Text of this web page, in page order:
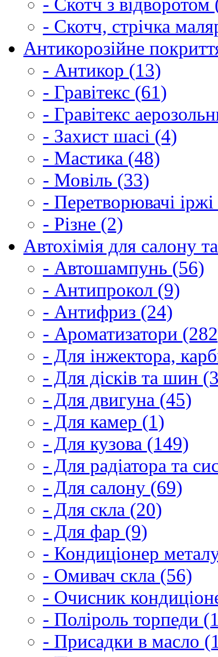
- Скотч, стрічка
Антикорозійне
- Антикор (13)
- Гравітекс (61)
- Гравітекс
- Захист шасі (4)
- Мастика (48)
- Мовіль (33)
- Перетворювачі
- Різне (2)
Автохімія для салону
- Автошампунь (56)
- Антипрокол (9)
- Антифриз (24)
- Ароматизатори
- Для інжектора,
- Для дісків та шин
- Для двигуна (45)
- Для камер (1)
- Для кузова (149)
- Для радіатора та
- Для салону (69)
- Для скла (20)
- Для фар (9)
- Кондиціонер
- Омивач скла (56)
- Очисник
- Поліроль торпеди
- Присадки в масло